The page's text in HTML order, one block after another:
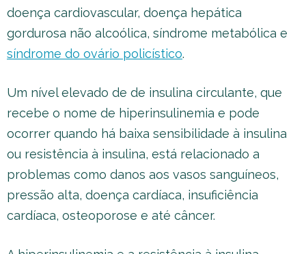
doença cardiovascular, doença hepática
gordurosa não alcoólica, síndrome metabólica e
síndrome do ovário policístico.
Um nível elevado de de insulina circulante, que
recebe o nome de hiperinsulinemia e pode
ocorrer quando há baixa sensibilidade à insulina
ou resistência à insulina, está relacionado a
problemas como danos aos vasos sanguíneos,
pressão alta, doença cardíaca, insuficiência
cardíaca, osteoporose e até câncer.